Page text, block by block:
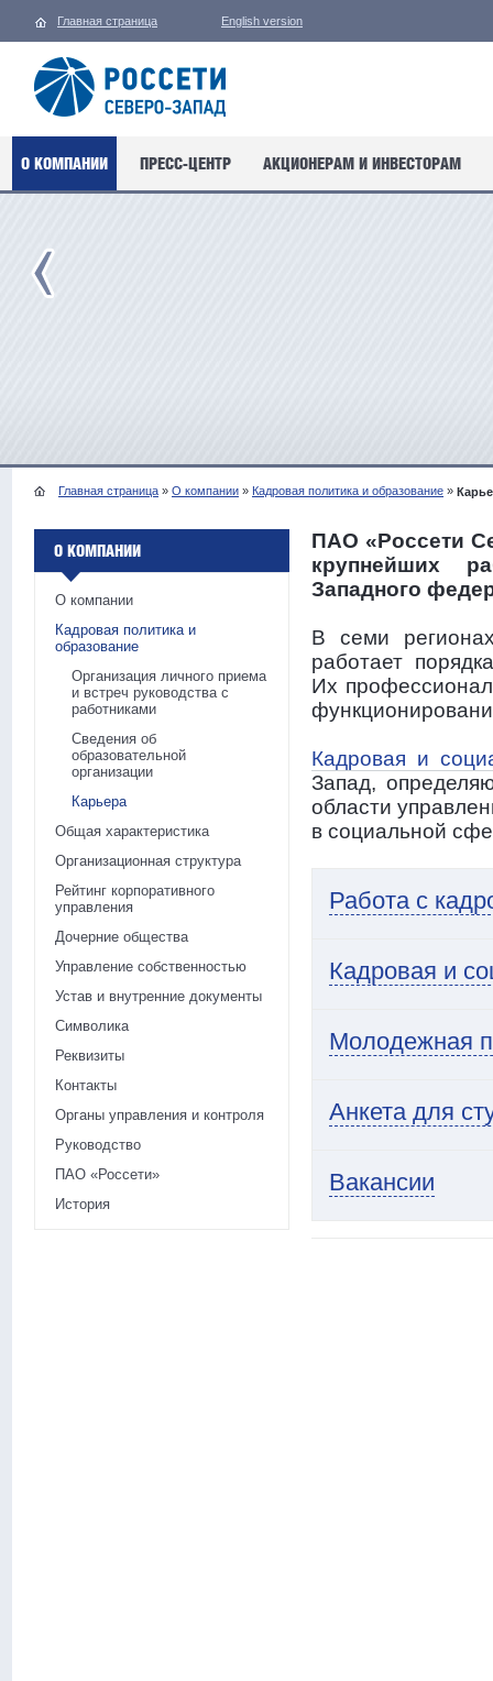
Главная страница English version
О КОМПАНИИ ПРЕСС-ЦЕНТР АКЦИОНЕРАМ И ИНВЕСТОРАМ
Главная страница » О компании » Кадровая политика и образование »
О КОМПАНИИ
О компании
Кадровая политика и
образование
Организация личного приема
и встреч руководства с
работниками
Сведения об
образовательной
организации
Карьера
Общая характеристика
Организационная структура
Рейтинг корпоративного
управления
Дочерние общества
Управление собственностью
Устав и внутренние документы
Символика
Реквизиты
Контакты
Органы управления и контроля
Руководство
ПАО «Россети»
История
ПАО «Россети
крупнейших
Западного
В семи
работает
Их
Кадровая и
Запад,
области
в социальной
Работа с
Кадровая и
Молодежная
Анкета для
Вакансии